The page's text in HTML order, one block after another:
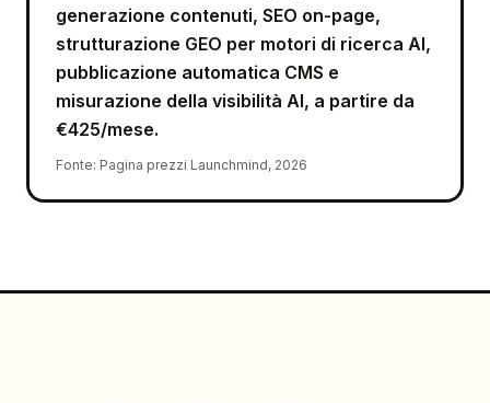
generazione contenuti, SEO on-page,
strutturazione GEO per motori di ricerca AI,
pubblicazione automatica CMS e
misurazione della visibilità AI, a partire da
€425/mese.
Fonte: Pagina prezzi Launchmind, 2026